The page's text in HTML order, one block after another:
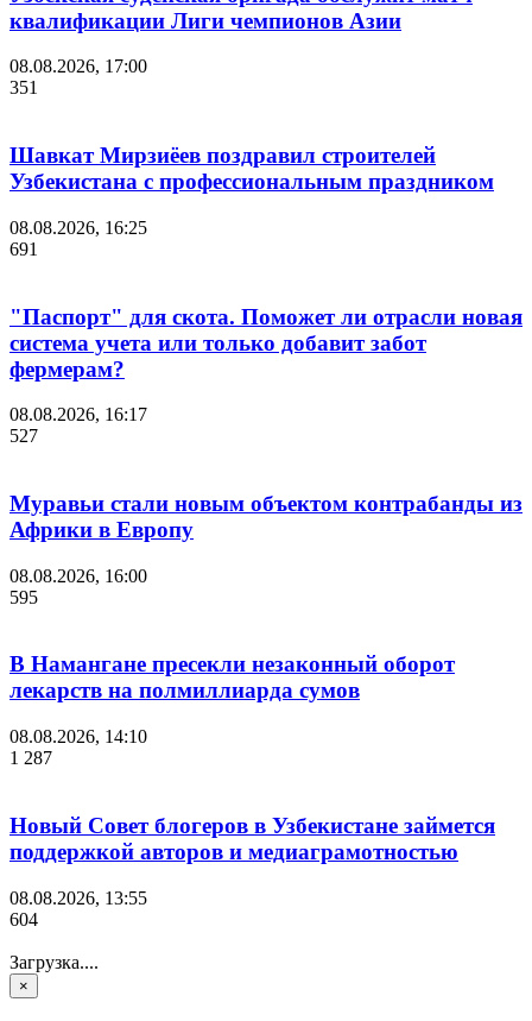
квалификации Лиги чемпионов Азии
08.08.2026, 17:00
351
Шавкат Мирзиёев поздравил строителей
Узбекистана с профессиональным праздником
08.08.2026, 16:25
691
"Паспорт" для скота. Поможет ли отрасли новая
система учета или только добавит забот
фермерам?
08.08.2026, 16:17
527
Муравьи стали новым объектом контрабанды из
Африки в Европу
08.08.2026, 16:00
595
В Намангане пресекли незаконный оборот
лекарств на полмиллиарда сумов
08.08.2026, 14:10
1 287
Новый Совет блогеров в Узбекистане займется
поддержкой авторов и медиаграмотностью
08.08.2026, 13:55
604
Загрузка....
×